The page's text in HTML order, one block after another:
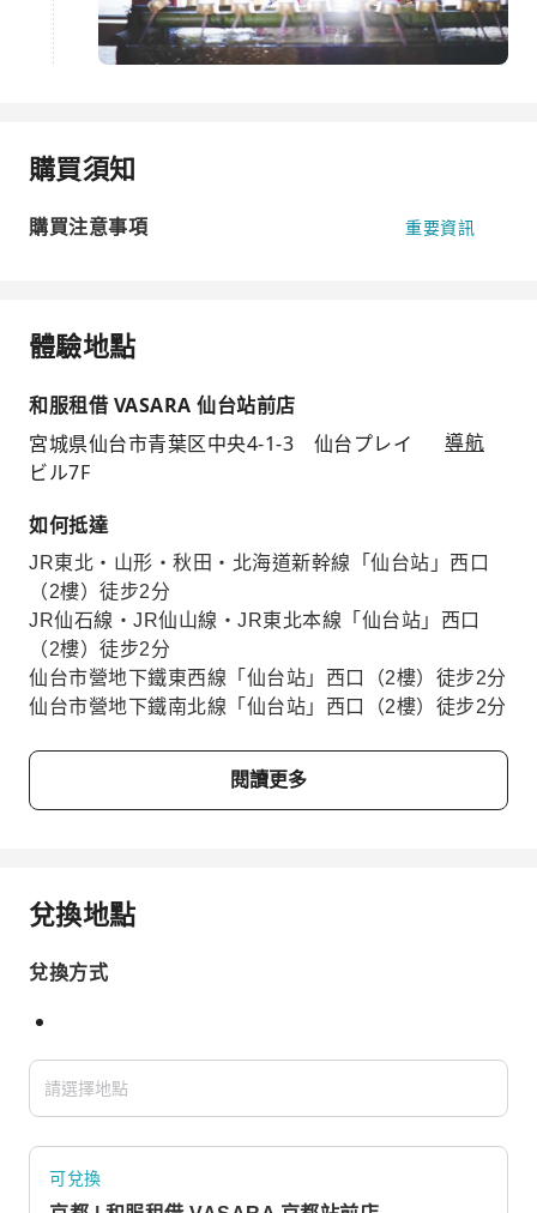
購買須知
購買注意事項 重要資訊
體驗地點
和服租借 VASARA 仙台站前店
宮城県仙台市青葉区中央4-1-3 仙台プレイ
ビル7F
導航
如何抵達
JR東北・山形・秋田・北海道新幹線「仙台站」西口
（2樓）徒步2分
JR仙石線・JR仙山線・JR東北本線「仙台站」西口
（2樓）徒步2分
仙台市營地下鐵東西線「仙台站」西口（2樓）徒步2分
仙台市營地下鐵南北線「仙台站」西口（2樓）徒步2分
閱讀更多
兌換地點
兌換方式
可兌換